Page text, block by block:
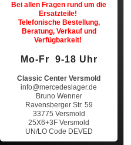
Bei allen Fragen rund um die
Ersatzteile!
Telefonische Bestellung,
Beratung, Verkauf und
Verfügbarkeit!
Mo-Fr 9-18 Uhr
Classic Center Versmold
info@mercedeslager.de
Bruno Wenner
Ravensberger Str. 59
33775 Versmold
25X6+3F Versmold
UN/LO Code DEVED